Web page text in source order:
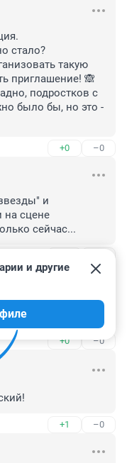
стало?
такую
приглашение! 🙈
подростков с
было бы, но это -
+0 –0
и
на сцене
сейчас...
надо
+0 –0
и другие
+1 –0